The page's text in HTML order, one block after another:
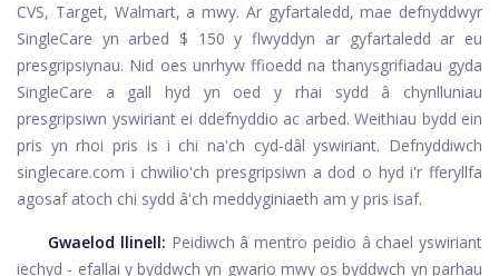
CVS, Target, Walmart, a mwy. Ar gyfartaledd, mae defnyddwyr
SingleCare yn arbed $ 150 y flwyddyn ar gyfartaledd ar eu
presgripsiynau. Nid oes unrhyw ffioedd na thanysgrifiadau gyda
SingleCare a gall hyd yn oed y rhai sydd â chynlluniau
presgripsiwn yswiriant ei ddefnyddio ac arbed. Weithiau bydd ein
pris yn rhoi pris is i chi na'ch cyd-dâl yswiriant. Defnyddiwch
singlecare.com i chwilio'ch presgripsiwn a dod o hyd i'r fferyllfa
agosaf atoch chi sydd â'ch meddyginiaeth am y pris isaf.
Gwaelod llinell: Peidiwch â mentro peidio â chael yswiriant
iechyd - efallai y byddwch yn gwario mwy os byddwch yn parhau